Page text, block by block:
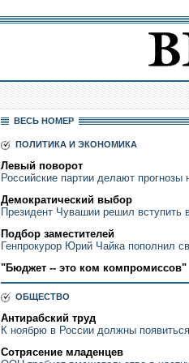
ВЕСЬ НОМЕР
ПОЛИТИКА И ЭКОНОМИКА
Левый поворот
Российские партии делают
Демократический выбор
Президент Чувашии решил
Подбор заместителей
Генпрокурор Юрий Чайка пополнил
"Бюджет -- это ком компромиссов"
ОБЩЕСТВО
Антирабский труд
К ноябрю в России должны
Сотрясение младенцев